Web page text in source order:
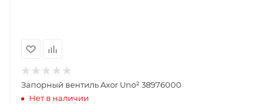
Запорный вентиль Axor Uno² 38976000
Нет в наличии